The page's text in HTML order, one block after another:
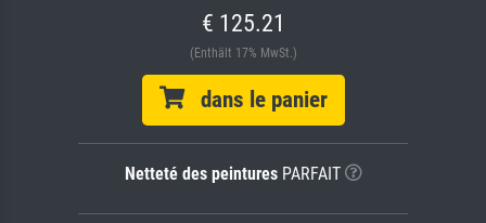
€ 125.21
(Enthält 17% MwSt.)
dans le panier
Netteté des peinturesPARFAIT